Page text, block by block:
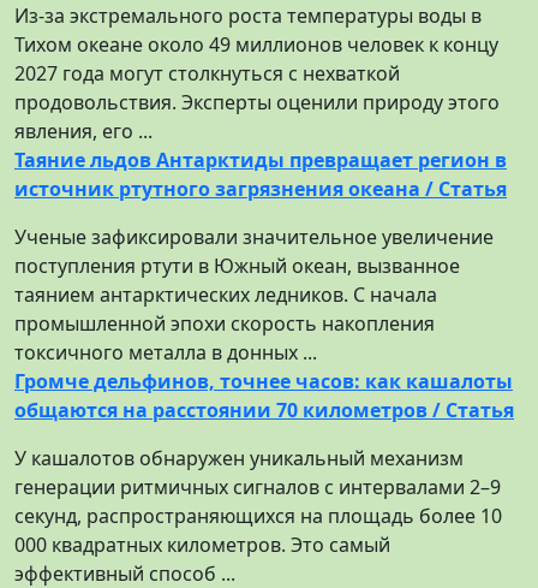
Из-за экстремального роста температуры воды в
Тихом океане около 49 миллионов человек к концу
2027 года могут столкнуться с нехваткой
продовольствия. Эксперты оценили природу этого
явления, его ...
Таяние льдов Антарктиды превращает регион в
источник ртутного загрязнения океана / Статья
Ученые зафиксировали значительное увеличение
поступления ртути в Южный океан, вызванное
таянием антарктических ледников. С начала
промышленной эпохи скорость накопления
токсичного металла в донных ...
Громче дельфинов, точнее часов: как кашалоты
общаются на расстоянии 70 километров / Статья
У кашалотов обнаружен уникальный механизм
генерации ритмичных сигналов с интервалами 2–9
секунд, распространяющихся на площадь более 10
000 квадратных километров. Это самый
эффективный способ ...